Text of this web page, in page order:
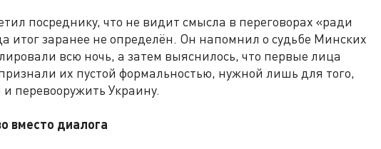
посреднику, что не видит смысла в переговорах «ради
итог заранее не определён. Он напомнил о судьбе Минских
всю ночь, а затем выяснилось, что первые лица
их пустой формальностью, нужной лишь для того,
перевооружить Украину.
вместо диалога